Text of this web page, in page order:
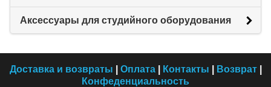
Аксессуары для студийного оборудования
Доставка и возвраты Оплата| Контакты Возврат|
Конфеденциальность